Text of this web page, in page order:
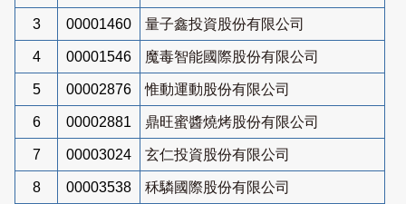
3 00001460 量子鑫投資股份有限公司
4 00001546 魔毒智能國際股份有限公司
5 00002876 惟動運動股份有限公司
6 00002881 鼎旺蜜醬燒烤股份有限公司
7 00003024 玄仁投資股份有限公司
8 00003538 秝驎國際股份有限公司